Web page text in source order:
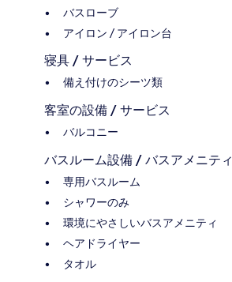
バスローブ
アイロン / アイロン台
寝具 / サービス
備え付けのシーツ類
客室の設備 / サービス
バルコニー
バスルーム設備 / バスアメニティ
専用バスルーム
シャワーのみ
環境にやさしいバスアメニティ
ヘアドライヤー
タオル